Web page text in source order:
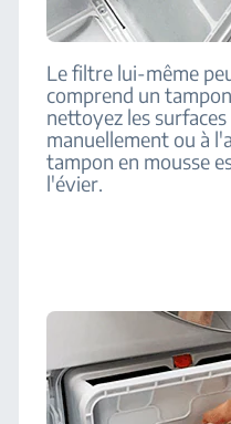
Le filtre lui-même
comprend un
nettoyez les
manuellement ou à
tampon en mousse
l'évier.